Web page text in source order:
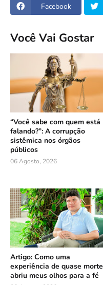
Facebook
Você Vai Gostar
“Você sabe com quem está
falando?”: A corrupção
sistêmica nos órgãos
públicos
06 Agosto, 2026
Artigo: Como uma
experiência de quase morte
abriu meus olhos para a fé